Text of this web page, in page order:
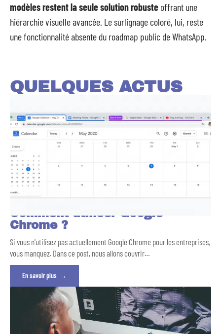
modèles restent la seule solution robuste offrant une
hiérarchie visuelle avancée. Le surlignage coloré, lui, reste
une fonctionnalité absente du roadmap public de WhatsApp.
QUELQUES ACTUS
Comment utiliser Google
Chrome ?
Si vous n'utilisez pas actuellement Google Chrome pour les entreprises,
vous manquez. Dans ce post, nous allons couvrir…
En savoir plus